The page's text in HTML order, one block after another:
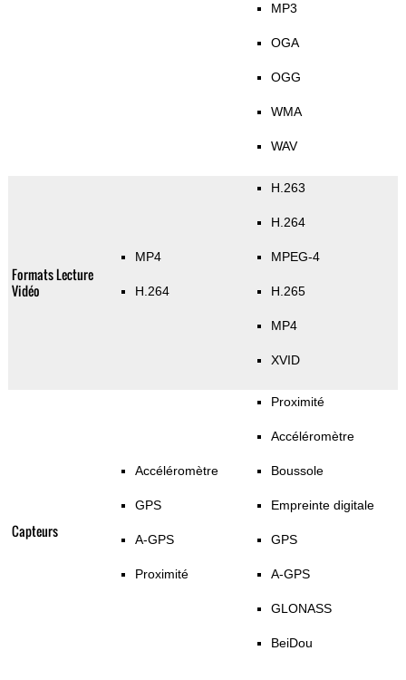
MP3
OGA
OGG
WMA
WAV
Formats Lecture
Vidéo
MP4
H.264
H.263
H.264
MPEG-4
H.265
MP4
XVID
Capteurs
Accéléromètre
GPS
A-GPS
Proximité
Proximité
Accéléromètre
Boussole
Empreinte digitale
GPS
A-GPS
GLONASS
BeiDou